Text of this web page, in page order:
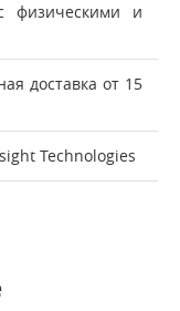
физическими и
доставка от 15
Technologies